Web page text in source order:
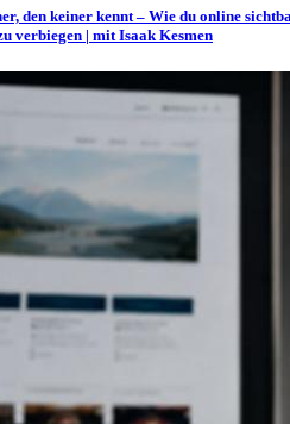
den keiner kennt – Wie du online
verbiegen | mit Isaak Kesmen